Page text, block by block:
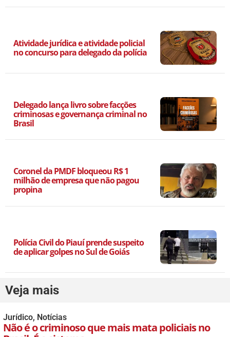
Atividade jurídica e atividade policial
no concurso para delegado da polícia
Delegado lança livro sobre facções
criminosas e governança criminal no
Brasil
Coronel da PMDF bloqueou R$ 1
milhão de empresa que não pagou
propina
Polícia Civil do Piauí prende suspeito
de aplicar golpes no Sul de Goiás
Veja mais
Jurídico, Notícias
Não é o criminoso que mais mata policiais no